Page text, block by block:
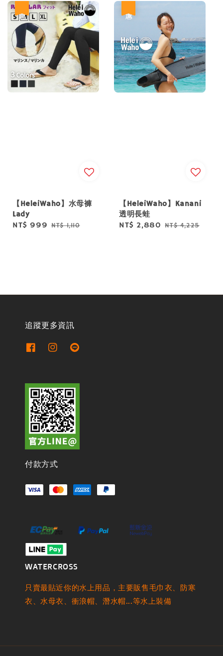
【HeleiWaho】水母褲
Lady
Sale
NT$ 999 Regular
NT$ 1,110
【HeleiWaho】Kanani
透明長蛙
Sale
NT$ 2,880 Regular
NT$ 4,225
追蹤更多資訊
付款方式
WATERCROSS
只賣最貼近你的水上用品，主要販售毛巾衣、防寒
衣、水母衣、衝浪帽、潛水帽...等水上裝備